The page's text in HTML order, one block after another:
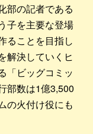
部の記者である
子を主要な登場
ることを目指し
解決していくヒ
「ビッグコミッ
部数は1億3,500
の火付け役にも